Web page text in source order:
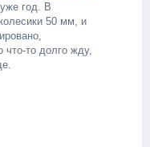
год. В
50 мм, и
что-то долго жду,